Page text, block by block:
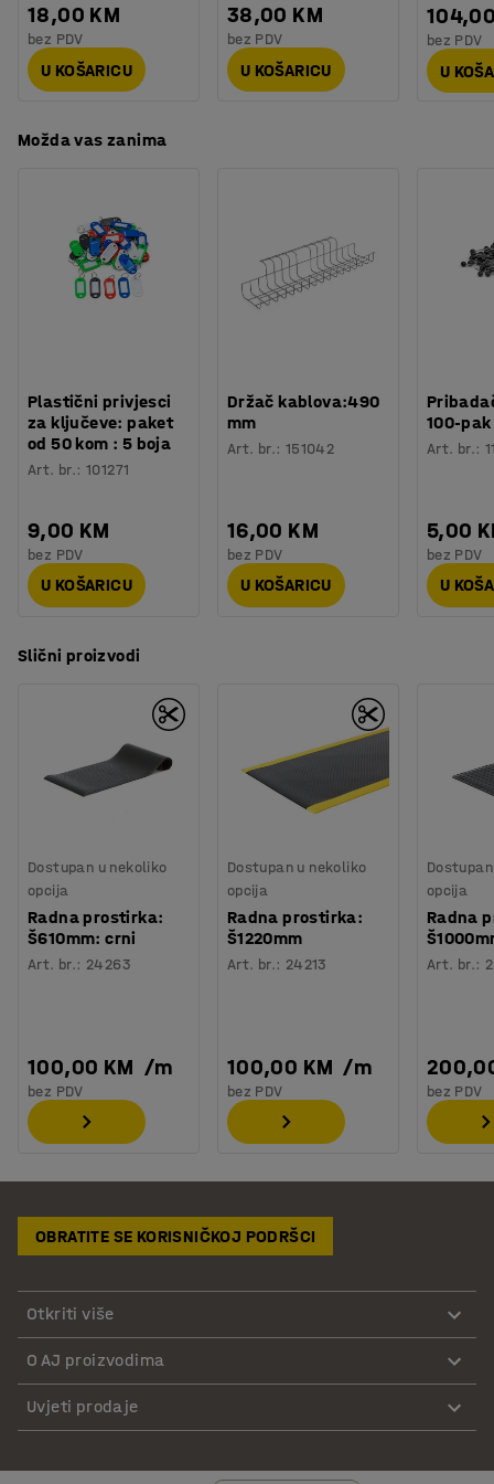
18,00 KM
bez PDV
U KOŠARICU
38,00 KM
bez PDV
U KOŠARICU
bez PDV
U
Možda vas zanima
Plastični privjesci
za ključeve: paket
od 50 kom : 5 boja
Art. br.:101271
9,00 KM
bez PDV
U KOŠARICU
Držač kablova:490
mm
Art. br.: 151042
16,00 KM
bez PDV
U KOŠARICU
100-pak
Art. br.:
5,00
bez PDV
U
Slični proizvodi
Dostupan u nekoliko
opcija
Radna prostirka:
Š610mm: crni
Art. br.: 24263
100,00 KM /m
bez PDV
Dostupan u nekoliko
opcija
Radna prostirka:
Š1220mm
Art. br.: 24213
100,00 KM /m
bez PDV
opcija
Radna
Art. br.:
bez PDV
OBRATITE SE KORISNIČKOJ PODRŠCI
Otkriti više
O AJ proizvodima
Uvjeti prodaje